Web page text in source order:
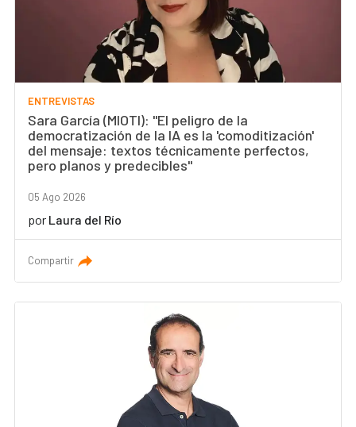
ENTREVISTAS
Sara García (MIOTI): "El peligro de la
democratización de la IA es la 'comoditización'
del mensaje: textos técnicamente perfectos,
pero planos y predecibles"
05 Ago 2026
por Laura del Río
Compartir